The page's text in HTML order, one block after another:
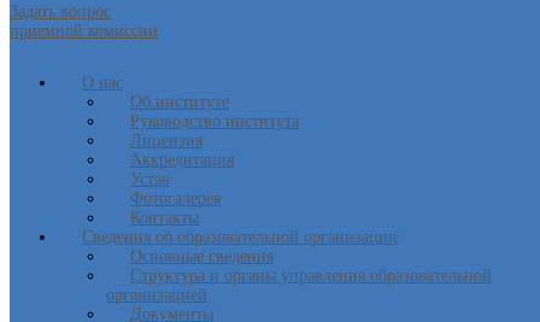
Задать вопрос
приемной комиссии
О нас
Об институте
Руководство института
Лицензия
Аккредитация
Устав
Фотогалерея
Контакты
Сведения об образовательной организации
Основные сведения
Структура и органы управления образовательной
организацией
Документы